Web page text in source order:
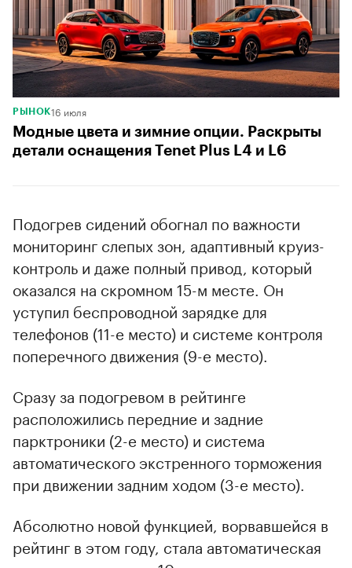
РЫНОК16 июля
Модные цвета и зимние опции. Раскрыты
детали оснащения Tenet Plus L4 и L6
Подогрев сидений обогнал по важности
мониторинг слепых зон, адаптивный круиз-
контроль и даже полный привод, который
оказался на скромном 15-м месте. Он
уступил беспроводной зарядке для
телефонов (11-е место) и системе контроля
поперечного движения (9-е место).
Сразу за подогревом в рейтинге
расположились передние и задние
парктроники (2-е место) и система
автоматического экстренного торможения
при движении задним ходом (3-е место).
Абсолютно новой функцией, ворвавшейся в
рейтинг в этом году, стала автоматическая